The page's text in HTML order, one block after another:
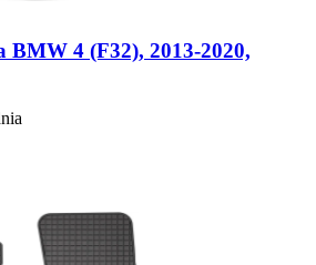
BMW 4 (F32), 2013-2020,